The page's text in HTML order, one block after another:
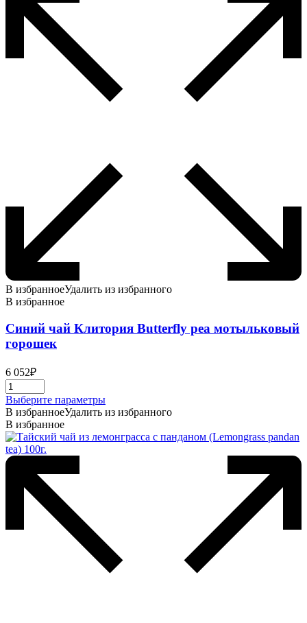
В избранноеУдалить из избранного
В избранное
Синий чай Клитория Butterfly pea мотыльковый
горошек
6 052₽
Выберите параметрыЭтот
товар
несколько
В избранноеУдалить из избранного
В избранное